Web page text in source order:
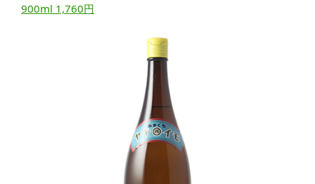
900ml 1,760円